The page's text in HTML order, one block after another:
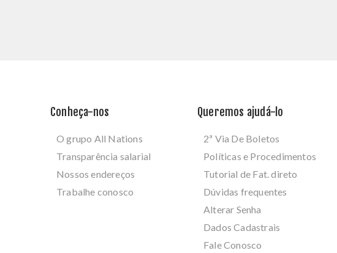
Conheça-nos
O grupo All Nations
Transparência salarial
Nossos endereços
Trabalhe conosco
Queremos ajudá-lo
2ª Via De Boletos
Políticas e Procedimentos
Tutorial de Fat. direto
Dúvidas frequentes
Alterar Senha
Dados Cadastrais
Fale Conosco